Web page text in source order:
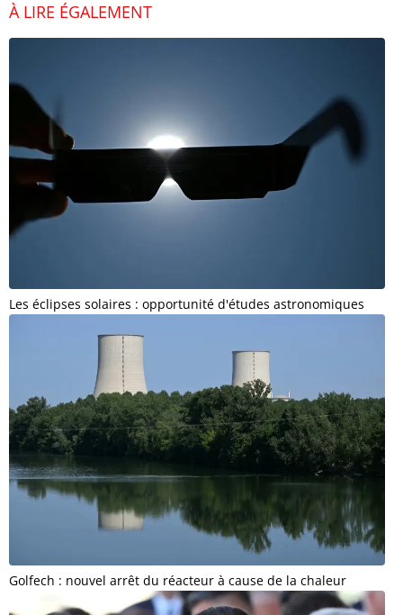
À LIRE ÉGALEMENT
Les éclipses solaires : opportunité d'études astronomiques
Golfech : nouvel arrêt du réacteur à cause de la chaleur